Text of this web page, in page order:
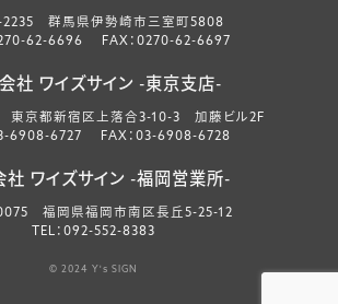
2235 群馬県伊勢崎市三室町5808
0270-62-6696 FAX：0270-62-6697
社 ワイズサイン -東京支店-
東京都新宿区上落合3-10-3 加藤ビル2F
03-6908-6727 FAX：03-6908-6728
社 ワイズサイン -福岡営業所-
福岡県福岡市南区長丘5-25-12
TEL：092-552-8383
© 2024 Y's SIGN